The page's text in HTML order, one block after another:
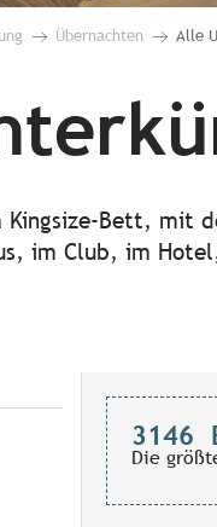
Übernachten Alle
Kingsize-Bett, mit
im Club, im
3146
Die